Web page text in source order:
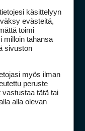
käsittelyyn
evästeitä,
toimi
milloin tahansa
sivuston
myös ilman
peruste
tätä tai
alla olevan